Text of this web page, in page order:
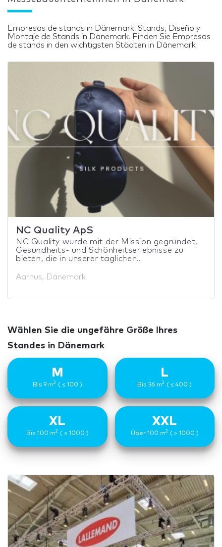
Empresas de stands in Dänemark. Stands, Diseño y
Montaje de Stands in Dänemark. Finden Sie Empresas
de stands in den wichtigsten Städten in Dänemark
NC Quality ApS
NC Quality wurde mit der Mission gegründet,
Gesundheits- und Schönheitserlebnisse zu
bieten, die in unserer täglichen...
Aarhus, Dänemark
Wählen Sie die ungefähre Größe Ihres
Standes in Dänemark
M
Bis 9 m2 ( ≤ 100 )
L
Bis 36 m2 ( ≤ 400 )
XL
Bis 100 m2 ( ≤ 1000 )
XXL
Über 100 m2 ( > 1000 )